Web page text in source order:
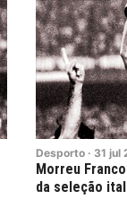
Desporto · 31 jul
Morreu
da seleção